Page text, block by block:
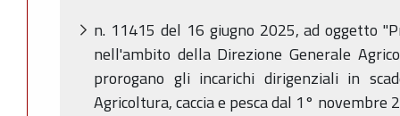
n. 11415 del 16 giugno 2025, ad oggetto
nell'ambito della Direzione Generale
prorogano gli incarichi dirigenziali in
Agricoltura, caccia e pesca dal 1°